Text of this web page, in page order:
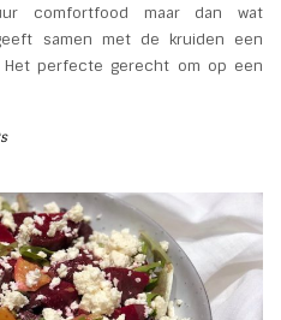
comfortfood maar dan wat
samen met de kruiden een
Het perfecte gerecht om op een